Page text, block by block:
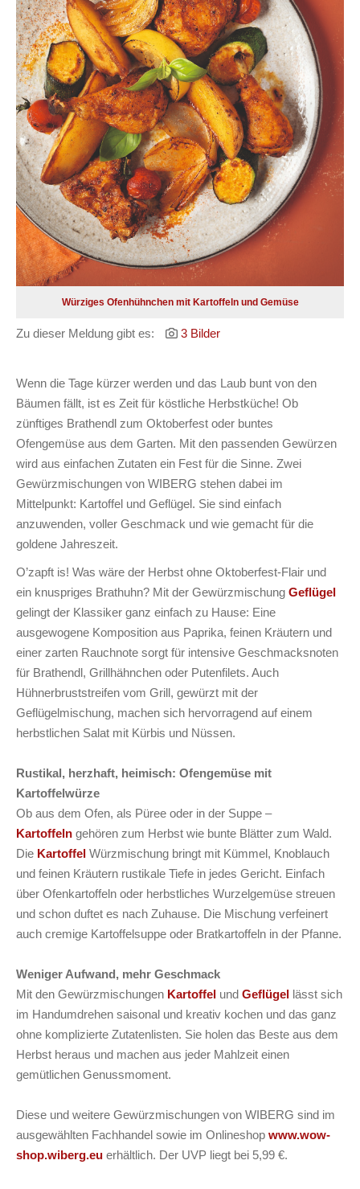
Würziges Ofenhühnchen mit Kartoffeln und Gemüse
Zu dieser Meldung gibt es: 3 Bilder
Wenn die Tage kürzer werden und das Laub bunt von den
Bäumen fällt, ist es Zeit für köstliche Herbstküche! Ob
zünftiges Brathendl zum Oktoberfest oder buntes
Ofengemüse aus dem Garten. Mit den passenden Gewürzen
wird aus einfachen Zutaten ein Fest für die Sinne. Zwei
Gewürzmischungen von WIBERG stehen dabei im
Mittelpunkt: Kartoffel und Geflügel. Sie sind einfach
anzuwenden, voller Geschmack und wie gemacht für die
goldene Jahreszeit.
O’zapft is! Was wäre der Herbst ohne Oktoberfest-Flair und
ein knuspriges Brathuhn? Mit der Gewürzmischung Geflügel
gelingt der Klassiker ganz einfach zu Hause: Eine
ausgewogene Komposition aus Paprika, feinen Kräutern und
einer zarten Rauchnote sorgt für intensive Geschmacksnoten
für Brathendl, Grillhähnchen oder Putenfilets. Auch
Hühnerbruststreifen vom Grill, gewürzt mit der
Geflügelmischung, machen sich hervorragend auf einem
herbstlichen Salat mit Kürbis und Nüssen.
Rustikal, herzhaft, heimisch: Ofengemüse mit
Kartoffelwürze
Ob aus dem Ofen, als Püree oder in der Suppe –
Kartoffeln gehören zum Herbst wie bunte Blätter zum Wald.
Die Kartoffel Würzmischung bringt mit Kümmel, Knoblauch
und feinen Kräutern rustikale Tiefe in jedes Gericht. Einfach
über Ofenkartoffeln oder herbstliches Wurzelgemüse streuen
und schon duftet es nach Zuhause. Die Mischung verfeinert
auch cremige Kartoffelsuppe oder Bratkartoffeln in der Pfanne.
Weniger Aufwand, mehr Geschmack
Mit den Gewürzmischungen Kartoffel und Geflügel lässt sich
im Handumdrehen saisonal und kreativ kochen und das ganz
ohne komplizierte Zutatenlisten. Sie holen das Beste aus dem
Herbst heraus und machen aus jeder Mahlzeit einen
gemütlichen Genussmoment.
Diese und weitere Gewürzmischungen von WIBERG sind im
ausgewählten Fachhandel sowie im Onlineshop www.wow-
shop.wiberg.eu erhältlich. Der UVP liegt bei 5,99 €.